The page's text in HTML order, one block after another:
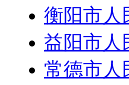
衡阳市人
益阳市人
常德市人